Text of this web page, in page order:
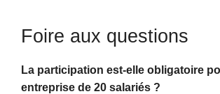
Foire aux questions
La participation est-elle obligatoire
entreprise de 20 salariés ?